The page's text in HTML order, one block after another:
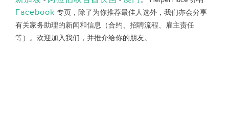
Facebook 专页，除了为你推荐最佳人选外，我们亦会分享
有关家务助理的新闻和信息（合约、招聘流程、雇主责任
等）。欢迎加入我们，并推介给你的朋友。